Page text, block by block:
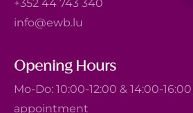
+352 44 743 340
info@ewb.lu
Opening Hours
Mo-Do: 10:00-12:00 & 14:00-
appointment